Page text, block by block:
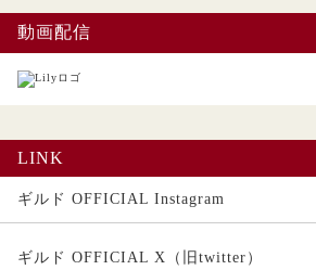
動画配信
LINK
ギルド OFFICIAL Instagram
ギルド OFFICIAL X（旧twitter）